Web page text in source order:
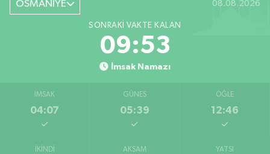
OSMANİYE 08.08.2026
SONRAKI VAKTE KALAN
09:52
İmsak Namazı
İMSAK
04:07
GÜNEŞ
05:39
ÖĞLE
12:46
İKINDI AKŞAM YATSI